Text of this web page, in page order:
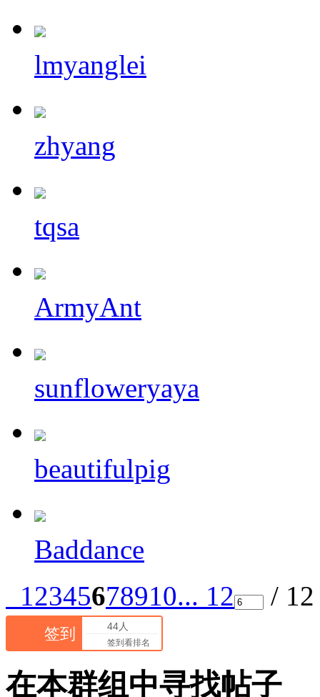
lmyanglei
zhyang
tqsa
ArmyAnt
sunfloweryaya
beautifulpig
Baddance
1 2345678910... 12 /
签到 44人
签到看排名
在本群组中寻找帖子